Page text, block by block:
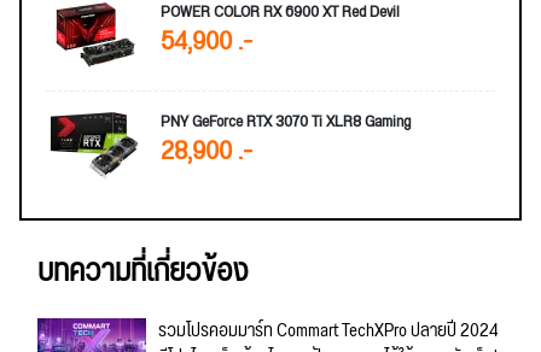
POWER COLOR RX 6900 XT Red Devil
54,900 .-
PNY GeForce RTX 3070 Ti XLR8 Gaming
28,900 .-
บทความที่เกี่ยวข้อง
รวมโปรคอมมาร์ท Commart TechXPro ปลายปี 2024